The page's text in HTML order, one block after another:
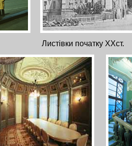
Листівки початку ХХст.